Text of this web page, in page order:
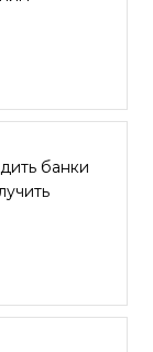
банки